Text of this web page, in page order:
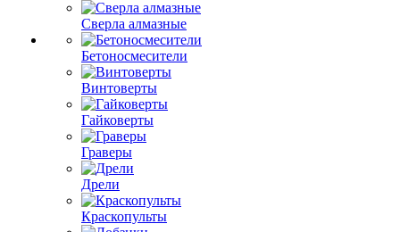
Сверла алмазные
Бетоносмесители
Винтоверты
Гайковерты
Граверы
Дрели
Краскопульты